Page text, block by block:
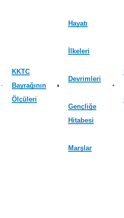
KKTC
Bayrağının
Ölçüleri
Hayatı
İlkeleri
Devrimleri
Gençliğe
Hitabesi
Marşlar